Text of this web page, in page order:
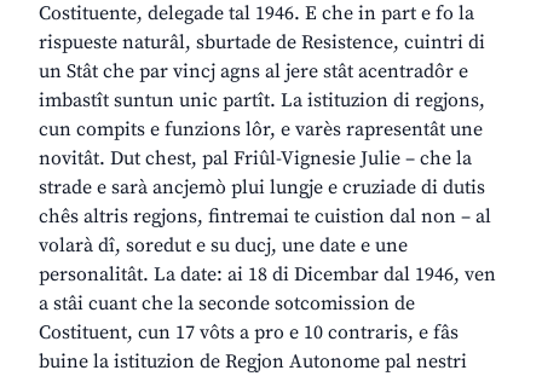
Costituente, delegade tal 1946. E che in part e fo la
rispueste naturâl, sburtade de Resistence, cuintri di
un Stât che par vincj agns al jere stât acentradôr e
imbastît suntun unic partît. La istituzion di regjons,
cun compits e funzions lôr, e varès rapresentât une
novitât. Dut chest, pal Friûl-Vignesie Julie – che la
strade e sarà ancjemò plui lungje e cruziade di dutis
chês altris regjons, fintremai te cuistion dal non – al
volarà dî, soredut e su ducj, une date e une
personalitât. La date: ai 18 di Dicembar dal 1946, ven
a stâi cuant che la seconde sotcomission de
Costituent, cun 17 vôts a pro e 10 contraris, e fâs
buine la istituzion de Regjon Autonome pal nestri